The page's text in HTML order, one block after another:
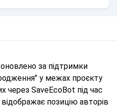
за підтримки
у межах проєкту
через SaveEcoBot під час
позицію авторів